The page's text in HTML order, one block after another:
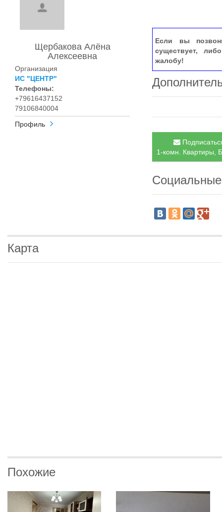
Щербакова Алёна
Алексеевна
Организация
ИС "ЦЕНТР"
Телефоны:
+79616437152
79106840004
Профиль
Если вы
существует,
жалобу!
1-комн. Квартиры,
Карта
Похожие